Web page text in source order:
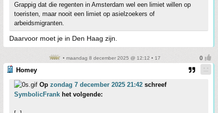
Grappig dat die regenten in Amsterdam wel een limiet willen op
toeristen, maar nooit een limiet op asielzoekers of
arbeidsmigranten.
Daarvoor moet je in Den Haag zijn.
• maandag 8 december 2025 @ 12:12 • 17
Homey
Op zondag 7 december 2025 21:42 schreef
SymbolicFrank het volgende: